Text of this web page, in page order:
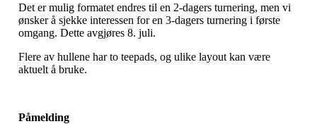
Det er mulig formatet endres til en 2-dagers turnering, men vi
ønsker å sjekke interessen for en 3-dagers turnering i første
omgang. Dette avgjøres 8. juli.
Flere av hullene har to teepads, og ulike layout kan være
aktuelt å bruke.
Påmelding